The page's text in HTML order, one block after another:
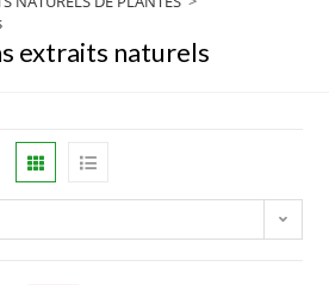
extraits naturels